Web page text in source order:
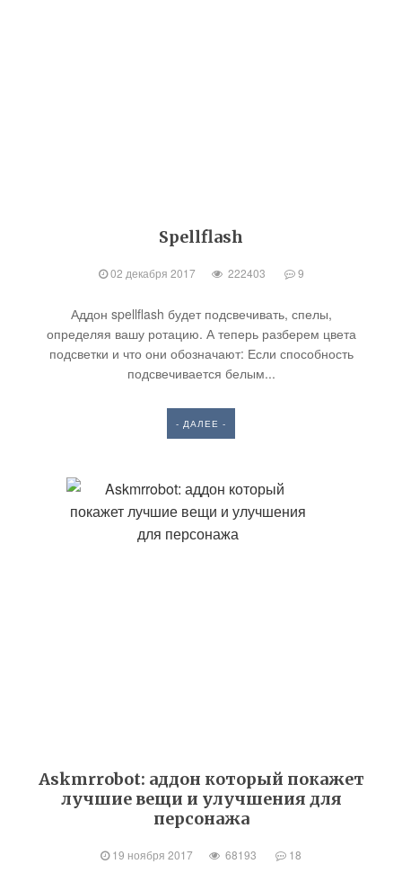
Spellflash
02 декабря 2017 222403 9
Аддон spellflash будет подсвечивать, спелы,
определяя вашу ротацию. А теперь разберем цвета
подсветки и что они обозначают: Если способность
подсвечивается белым...
- ДАЛЕЕ -
Askmrrobot: аддон который покажет
лучшие вещи и улучшения для
персонажа
19 ноября 2017 68193 18